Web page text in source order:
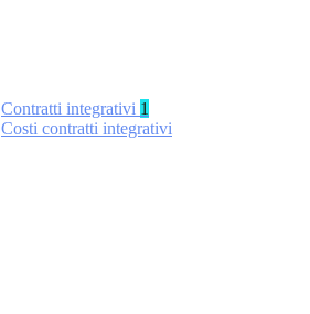
Contratti integrativi 1
Costi contratti integrativi